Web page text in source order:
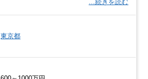
…続きを読む
東京都